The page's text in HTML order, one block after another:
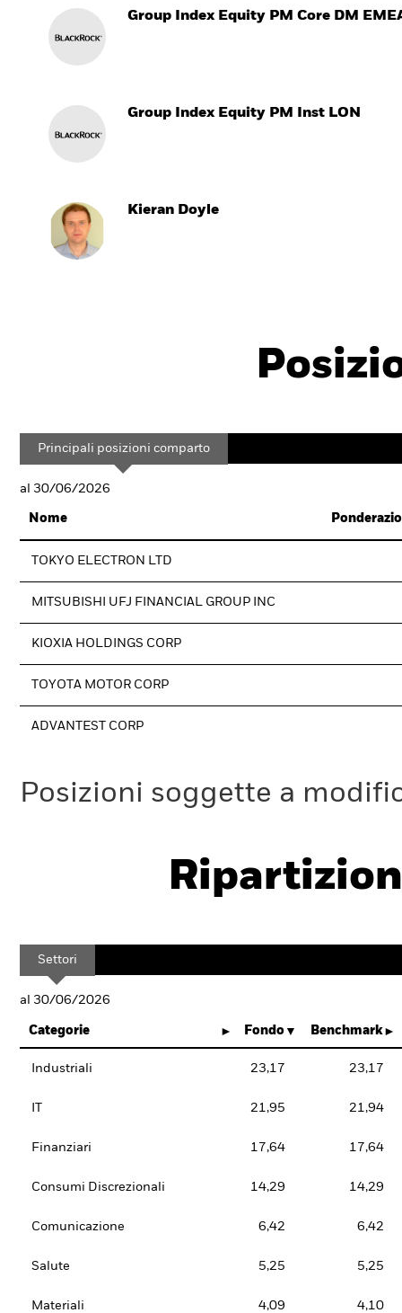
Group Index Equity PM Core DM
Group Index Equity PM Inst LON
Kieran Doyle
Principali posizioni comparto
al 30/06/2026
Nome
TOKYO ELECTRON LTD
MITSUBISHI UFJ FINANCIAL GROUP INC
KIOXIA HOLDINGS CORP
TOYOTA MOTOR CORP
ADVANTEST CORP
Posizioni soggette a
Settori
al 30/06/2026
Categorie Fondo Benchmark
Industriali 23,17 23,17
21,95 21,94
Finanziari 17,64 17,64
Consumi Discrezionali 14,29 14,29
Comunicazione 6,42 6,42
Salute 5,25 5,25
Materiali 4,09 4,10